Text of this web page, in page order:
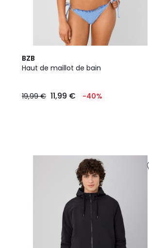
BZB
Haut de maillot de bain
19,99 € 11,99 € -40%